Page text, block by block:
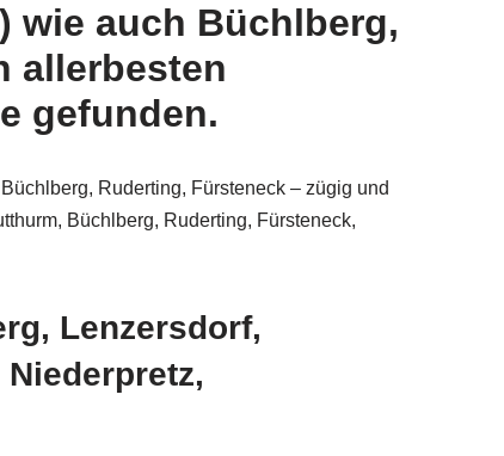
wie auch Büchlberg,
allerbesten
gefunden.
Ruderting, Fürsteneck – zügig und
Büchlberg, Ruderting, Fürsteneck,
Lenzersdorf,